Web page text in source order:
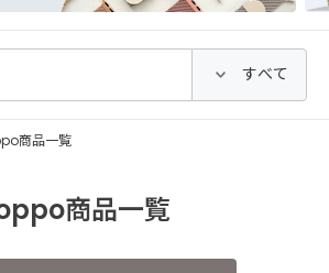
商品一覧
商品一覧